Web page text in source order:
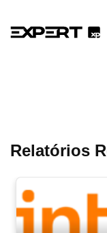
Relatórios